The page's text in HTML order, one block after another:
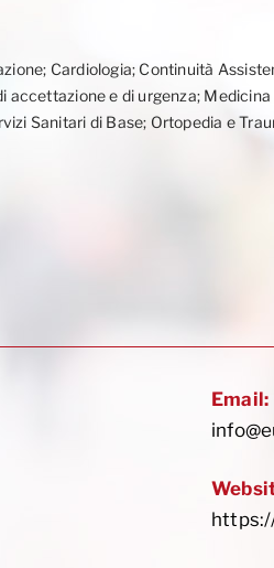
Cardiologia; Continuità
e di urgenza;
Sanitari di Base; Ortopedia e
Email: